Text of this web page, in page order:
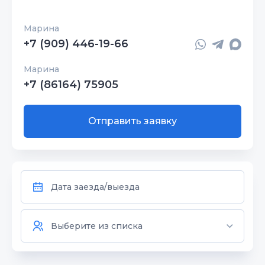
Марина
+7 (909) 446-19-66
Марина
+7 (86164) 75905
Отправить заявку